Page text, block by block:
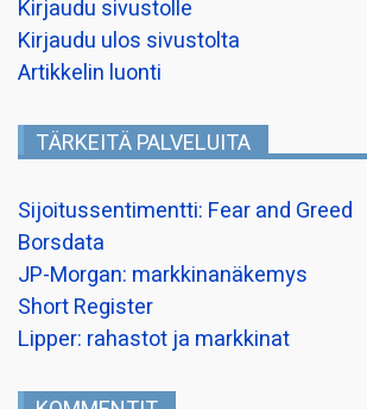
Kirjaudu sivustolle
Kirjaudu ulos sivustolta
Artikkelin luonti
TÄRKEITÄ PALVELUITA
Sijoitussentimentti: Fear and Greed
Borsdata
JP-Morgan: markkinanäkemys
Short Register
Lipper: rahastot ja markkinat